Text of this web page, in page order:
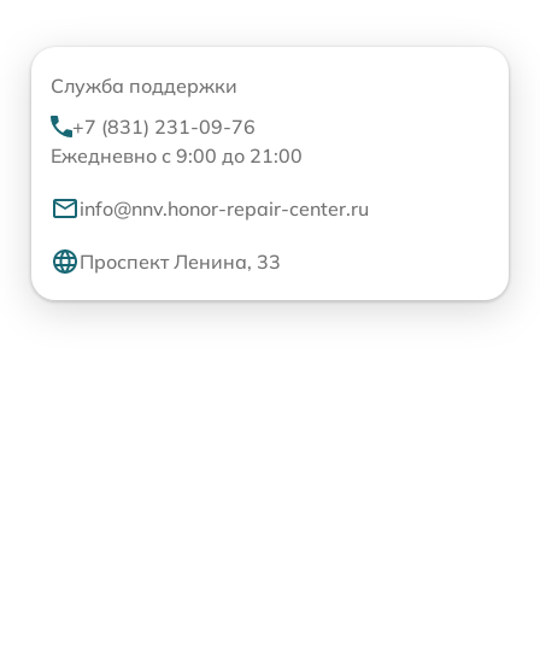
Служба поддержки
+7 (831) 231-09-76
Ежедневно с 9:00 до 21:00
info@nnv.honor-repair-center.ru
Проспект Ленина, 33